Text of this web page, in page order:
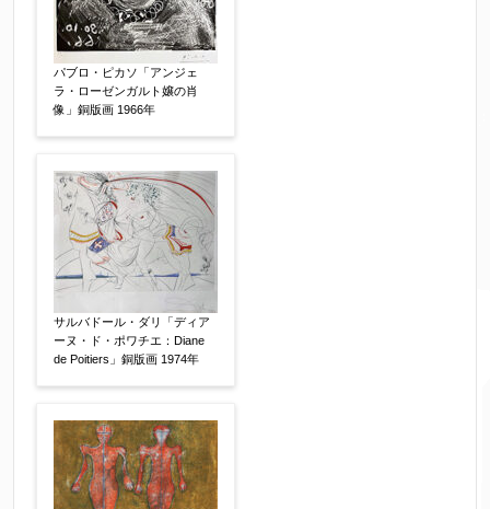
パブロ・ピカソ「アンジェ
ラ・ローゼンガルト嬢の肖
像」銅版画 1966年
サルバドール・ダリ「ディア
ーヌ・ド・ポワチエ：Diane
de Poitiers」銅版画 1974年